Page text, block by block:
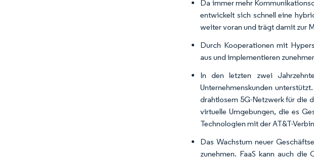
Da immer mehr
entwickelt sich schnell eine
weiter voran und trägt damit zur
Durch Kooperationen mit
aus und implementieren
In den letzten zwei
Unternehmenskunden
drahtlosem 5G-Netzwerk für die
virtuelle Umgebungen, die es
Technologien mit der AT&T-
Das Wachstum neuer
zunehmen. FaaS kann auch